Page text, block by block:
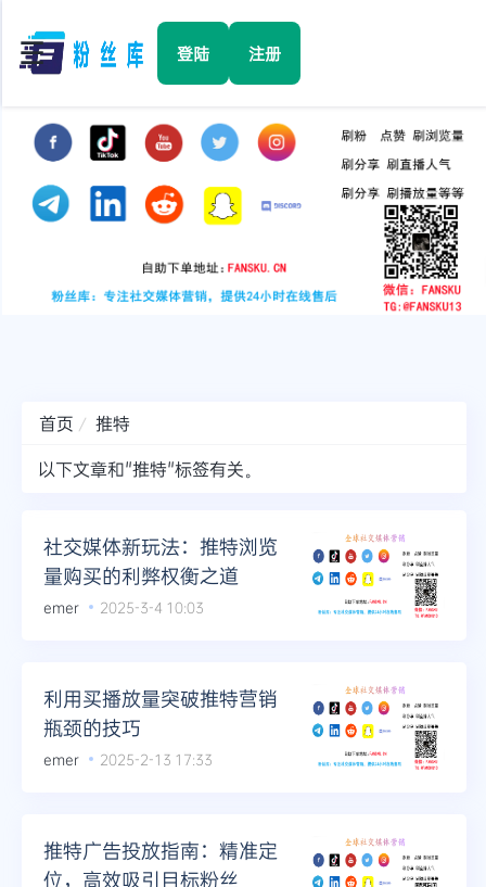
☰ 登陆 注册
Facebook
TikTok
YouTube
Telegram
更多
首页
推特
以下文章和"推特"标签有关。
社交媒体新玩法：推特浏览
量购买的利弊权衡之道
emer 2025-3-4 10:03
利用买播放量突破推特营销
瓶颈的技巧
emer 2025-2-13 17:33
推特广告投放指南：精准定
位，高效吸引目标粉丝